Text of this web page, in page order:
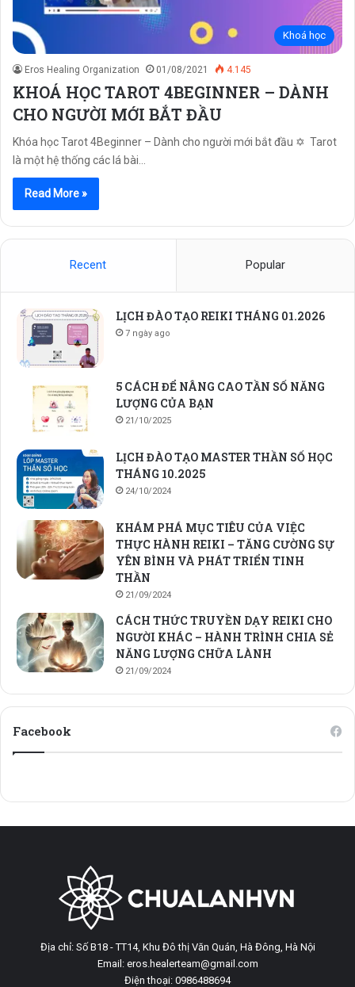
Khoá học
Eros Healing Organization 01/08/2021 4.145
KHOÁ HỌC TAROT 4BEGINNER – DÀNH
CHO NGƯỜI MỚI BẮT ĐẦU
Khóa học Tarot 4Beginner – Dành cho người mới bắt đầu ✡ Tarot
là một hệ thống các lá bài…
Read More »
Recent Popular
LỊCH ĐÀO TẠO REIKI THÁNG 01.2026
7 ngày ago
5 CÁCH ĐỂ NÂNG CAO TẦN SỐ NĂNG
LƯỢNG CỦA BẠN
21/10/2025
LỊCH ĐÀO TẠO MASTER THẦN SỐ HỌC
THÁNG 10.2025
24/10/2024
KHÁM PHÁ MỤC TIÊU CỦA VIỆC
THỰC HÀNH REIKI – TĂNG CƯỜNG SỰ
YÊN BÌNH VÀ PHÁT TRIỂN TINH
THẦN
21/09/2024
CÁCH THỨC TRUYỀN DẠY REIKI CHO
NGƯỜI KHÁC – HÀNH TRÌNH CHIA SẺ
NĂNG LƯỢNG CHỮA LÀNH
21/09/2024
Facebook
Địa chỉ: Số B18 - TT14, Khu Đô thị Văn Quán, Hà Đông, Hà Nội
Email: eros.healerteam@gmail.com
Điện thoại: 0986488694